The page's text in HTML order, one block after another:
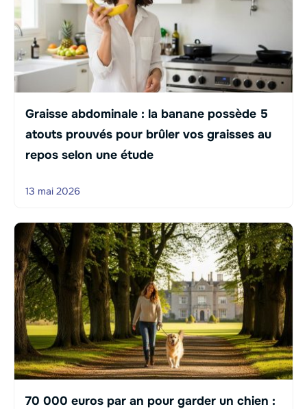
Graisse abdominale : la banane possède 5
atouts prouvés pour brûler vos graisses au
repos selon une étude
13 mai 2026
70 000 euros par an pour garder un chien :